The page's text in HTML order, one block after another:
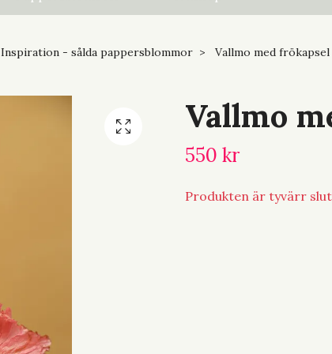
Inspiration - sålda pappersblommor Vallmo med frökapsel
Vallmo
550 kr
Produkten är tyvärr